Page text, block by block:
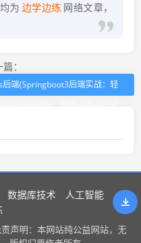
为 边学边练 网络文章，
：
后端(Springboot3后端实战：轻
数据库技术
人工智能
声明：本网站纯公益网站，无